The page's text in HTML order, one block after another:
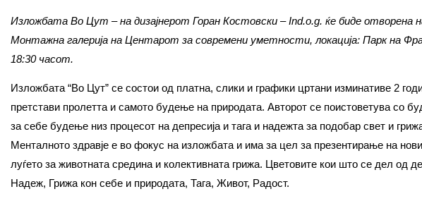
Изложбата Во Цут – на дизајнерот Горан Костовски – Ind.o.g. ќе биде отворена
Монтажна галерија на Центарот за современи уметности, локација: Парк на
18:30 часот.
Изложбата “Во Цут” се состои од платна, слики и графики цртани изминативе 2
претстави пролетта и самото будење на природата. Авторот се поистоветува со
за себе будење низ процесот на депресија и тага и надежта за подобар свет и
Менталното здравје е во фокус на изложбата и има за цел за презентирање на
луѓето за животната средина и колективната грижа. Цветовите кои што се дел од
Надеж, Грижа кон себе и природата, Тага, Живот, Радост.